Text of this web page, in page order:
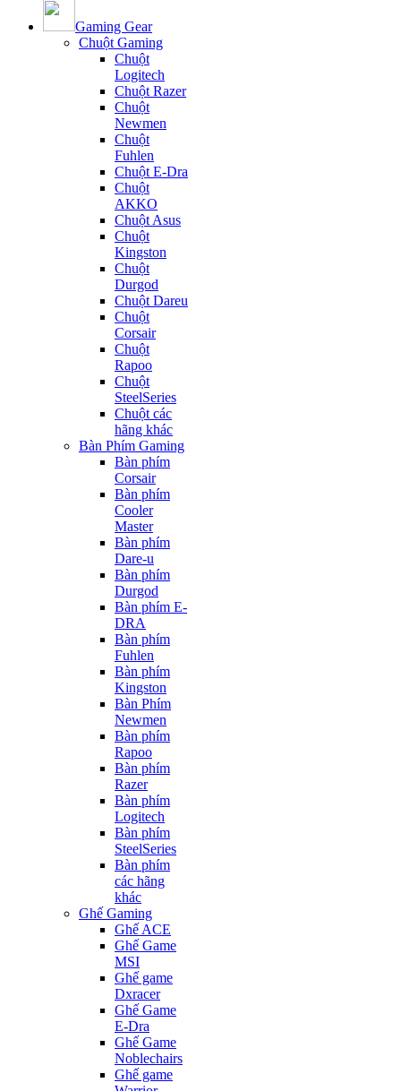
Gaming Gear
Chuột Gaming
Chuột
Logitech
Chuột Razer
Chuột
Newmen
Chuột
Fuhlen
Chuột E-Dra
Chuột
AKKO
Chuột Asus
Chuột
Kingston
Chuột
Durgod
Chuột Dareu
Chuột
Corsair
Chuột
Rapoo
Chuột
SteelSeries
Chuột các
hãng khác
Bàn Phím Gaming
Bàn phím
Corsair
Bàn phím
Cooler
Master
Bàn phím
Dare-u
Bàn phím
Durgod
Bàn phím E-
DRA
Bàn phím
Fuhlen
Bàn phím
Kingston
Bàn Phím
Newmen
Bàn phím
Rapoo
Bàn phím
Razer
Bàn phím
Logitech
Bàn phím
SteelSeries
Bàn phím
các hãng
khác
Ghế Gaming
Ghế ACE
Ghế Game
MSI
Ghế game
Dxracer
Ghế Game
E-Dra
Ghế Game
Noblechairs
Ghế game